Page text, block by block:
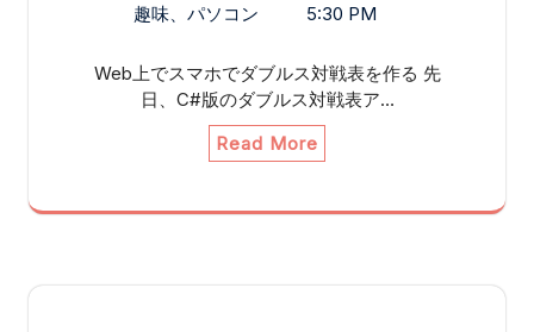
趣味、パソコン
5:30 PM
Web上でスマホでダブルス対戦表を作る 先
日、C#版のダブルス対戦表ア…
Read More